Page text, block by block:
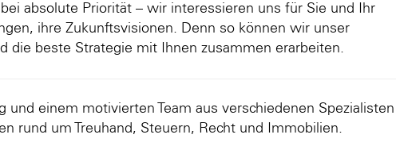
absolute Priorität – wir interessieren uns für Sie und Ihr
ihre Zukunftsvisionen. Denn so können wir unser
die beste Strategie mit Ihnen zusammen erarbeiten.
und einem motivierten Team aus verschiedenen Spezialisten
rund um Treuhand, Steuern, Recht und Immobilien.